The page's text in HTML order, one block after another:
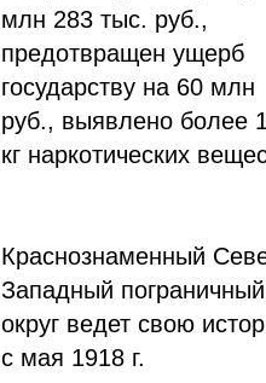
млн 283 тыс. руб.,
предотвращен yщepб
государству на 60 млн
руб., выявлено более
кг наркотических
Краснознаменный
Западный пограничный
округ ведет свою
с мая 1918 г.